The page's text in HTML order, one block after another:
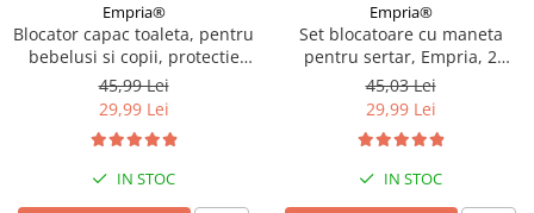
Empria®
Blocator capac toaleta, pentru
bebelusi si copii, protectie
was WC, Empria, siguranta
WC, 22.3 x 7.5 x 3 cm, alb
45,99 Lei
29,99 Lei
IN STOC
Empria®
Set blocatoare cu maneta
pentru sertar, Empria, 2
bucati, 7.5x4.5x2, Alb/Gri
45,03 Lei
29,99 Lei
IN STOC